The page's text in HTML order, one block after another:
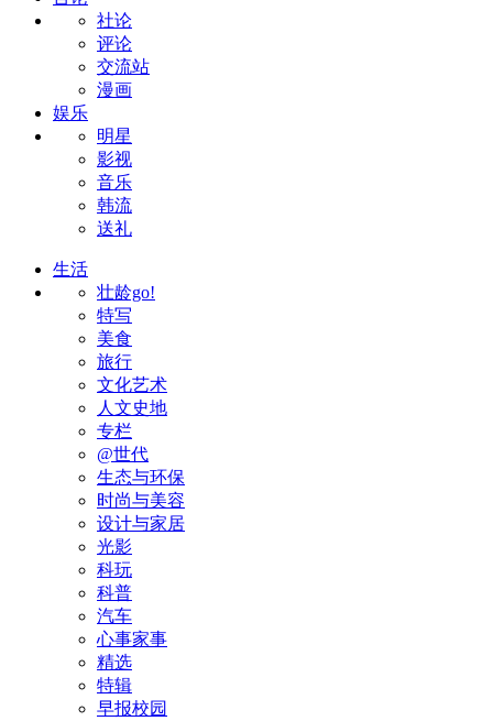
社论
评论
交流站
漫画
娱乐
明星
影视
音乐
韩流
送礼
生活
壮龄go!
特写
美食
旅行
文化艺术
人文史地
专栏
@世代
生态与环保
时尚与美容
设计与家居
光影
科玩
科普
汽车
心事家事
精选
特辑
早报校园